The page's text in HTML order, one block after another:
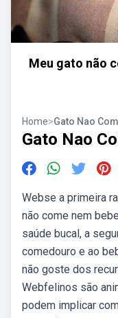
Meu gato não
Home>Gato Nao
Gato Nao
Webse a primeira
não come nem
saúde bucal, a
comedouro e ao
não goste dos
Webfelinos são
podem implicar